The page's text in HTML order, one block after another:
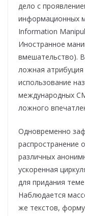
дело с
информационных
Information
Иностранное
вмешательство).
ложная
использование
международных
ложного
Одновременно
распространение
различных
ускоренная
для придания
Наблюдается
же текстов,